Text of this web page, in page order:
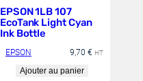
EPSON 1LB 107
EcoTank Light Cyan
Ink Bottle
EPSON 9,70 € HT
Ajouter au panier